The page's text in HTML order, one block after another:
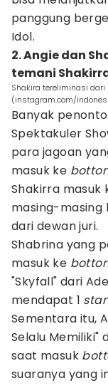
panggung
Idol.
2. Angie dan
temani
Shakira tereliminasi dari
(instagram.com/
Banyak
Spektakuler
para jagoan
masuk ke
Shakirra masuk
masing-masing
dari dewan juri.
Shabrina yang
masuk ke
"Skyfall" dari
mendapat 1
Sementara itu,
Selalu Memiliki"
saat masuk
suaranya yang